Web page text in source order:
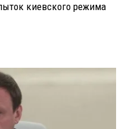
киевского режима